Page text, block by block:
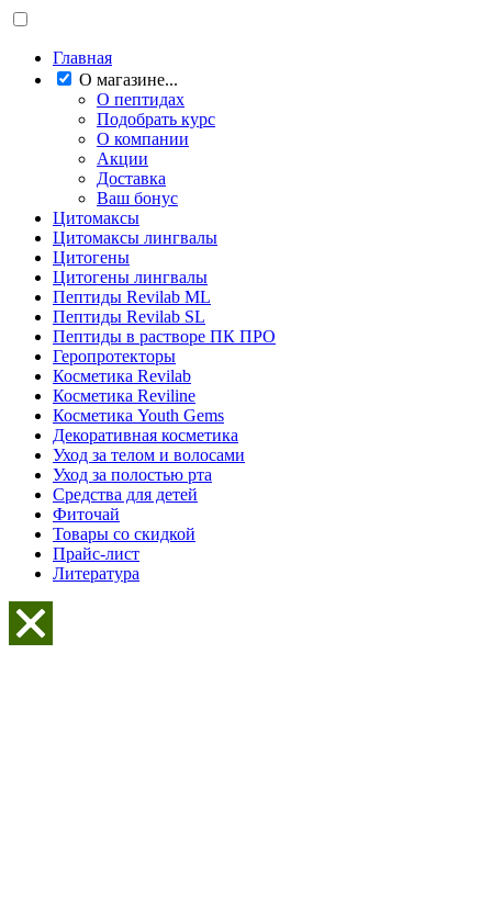
Главная
О магазине...
О пептидах
Подобрать курс
О компании
Акции
Доставка
Ваш бонус
Цитомаксы
Цитомаксы лингвалы
Цитогены
Цитогены лингвалы
Пептиды Revilab ML
Пептиды Revilab SL
Пептиды в растворе ПК ПРО
Геропротекторы
Косметика Revilab
Косметика Reviline
Косметика Youth Gems
Декоративная косметика
Уход за телом и волосами
Уход за полостью рта
Средства для детей
Фиточай
Товары со скидкой
Прайс-лист
Литература